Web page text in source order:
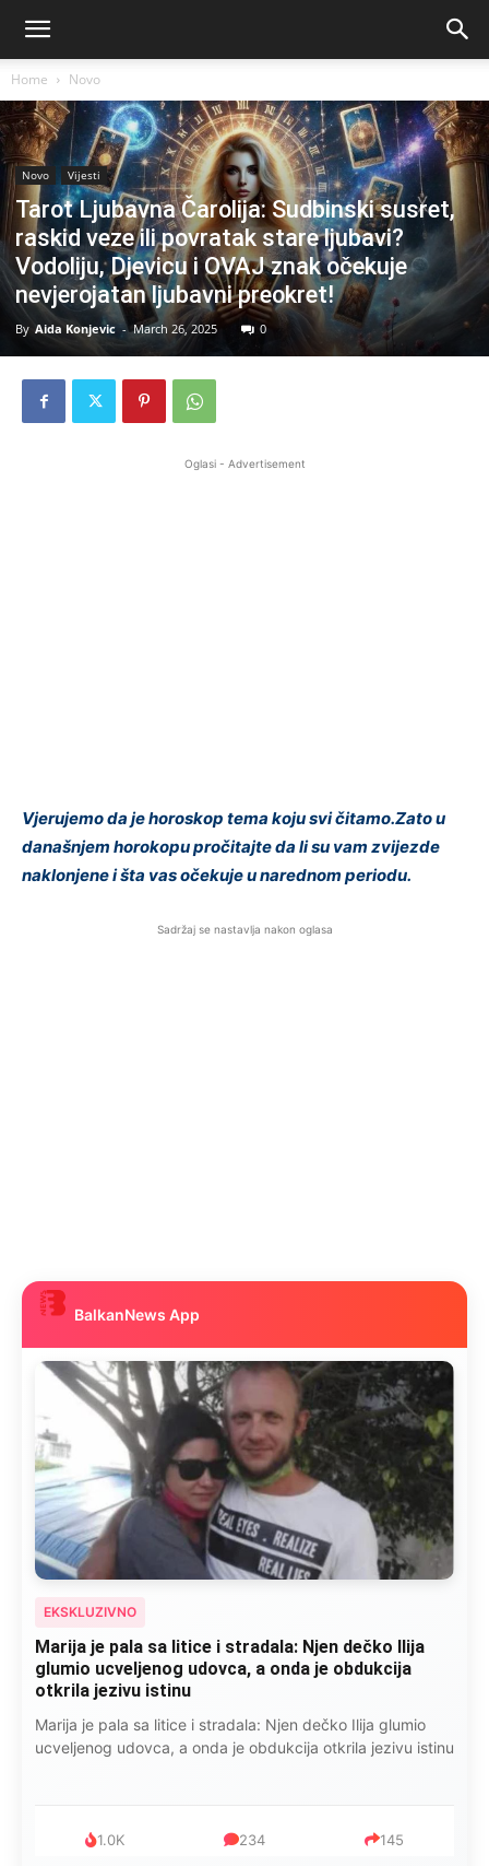
Home Novo
Novo Vijesti
Tarot Ljubavna Čarolija: Sudbinski susret,
raskid veze ili povratak stare ljubavi?
Vodoliju, Djevicu i OVAJ znak očekuje
nevjerojatan ljubavni preokret!
By Aida Konjevic - March 26, 2025 0
Oglasi - Advertisement
Vjerujemo da je horoskop tema koju svi čitamo.Zato u
današnjem horokopu pročitajte da li su vam zvijezde
naklonjene i šta vas očekuje u narednom periodu.
Sadržaj se nastavlja nakon oglasa
BalkanNews App
EKSKLUZIVNO
Marija je pala sa litice i stradala: Njen dečko Ilija
glumio ucveljenog udovca, a onda je obdukcija
otkrila jezivu istinu
Marija je pala sa litice i stradala: Njen dečko Ilija glumio
ucveljenog udovca, a onda je obdukcija otkrila jezivu istinu
1.0K 234 145